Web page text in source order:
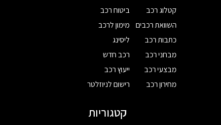
קטלוג רכב
השוואת רכבים
כתבות רכב
מבחני רכב
מבצעי רכב
מחירון רכב
ביטוח רכב
מימון לרכב
ליסינג
רכב חדש
ייעוץ רכב
רישום לניוזלטר
קטגוריות